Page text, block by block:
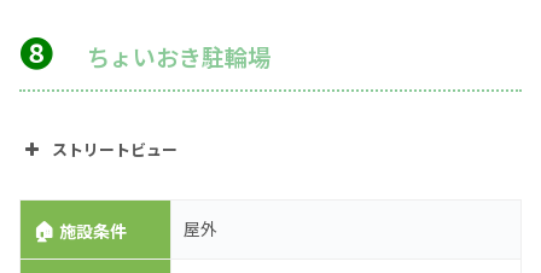
❽ ちょいおき駐輪場
ストリートビュー
🏠施設条件 屋外